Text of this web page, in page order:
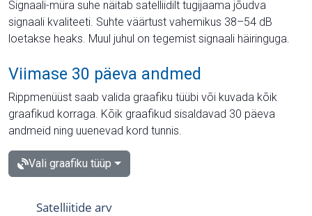
Signaali-müra suhe näitab satelliidilt tugijaama jõudva
signaali kvaliteeti. Suhte väärtust vahemikus 38–54 dB
loetakse heaks. Muul juhul on tegemist signaali häiringuga.
Viimase 30 päeva andmed
Rippmenüüst saab valida graafiku tüübi või kuvada kõik
graafikud korraga. Kõik graafikud sisaldavad 30 päeva
andmeid ning uuenevad kord tunnis.
Vali graafiku tüüp
Satelliitide arv